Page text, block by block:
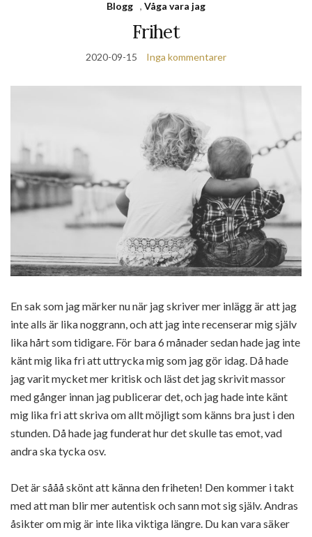
Blogg , Våga vara jag
Frihet
2020-09-15 Inga kommentarer
En sak som jag märker nu när jag skriver mer inlägg är att jag
inte alls är lika noggrann, och att jag inte recenserar mig själv
lika hårt som tidigare. För bara 6 månader sedan hade jag inte
känt mig lika fri att uttrycka mig som jag gör idag. Då hade
jag varit mycket mer kritisk och läst det jag skrivit massor
med gånger innan jag publicerar det, och jag hade inte känt
mig lika fri att skriva om allt möjligt som känns bra just i den
stunden. Då hade jag funderat hur det skulle tas emot, vad
andra ska tycka osv.
Det är sååå skönt att känna den friheten! Den kommer i takt
med att man blir mer autentisk och sann mot sig själv. Andras
åsikter om mig är inte lika viktiga längre. Du kan vara säker